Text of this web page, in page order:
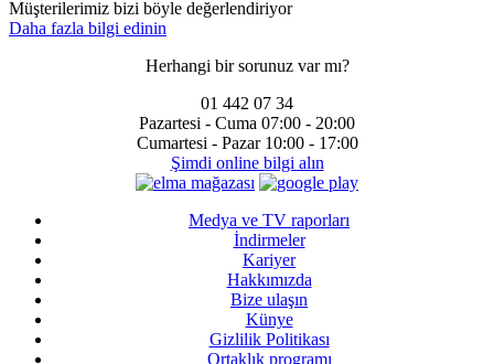
Müşterilerimiz bizi böyle değerlendiriyor
Daha fazla bilgi edinin
Herhangi bir sorunuz var mı?
01 442 07 34
Pazartesi - Cuma 07:00 - 20:00
Cumartesi - Pazar 10:00 - 17:00
Şimdi online bilgi alın
Medya ve TV raporları
İndirmeler
Kariyer
Hakkımızda
Bize ulaşın
Künye
Gizlilik Politikası
Ortaklık programı